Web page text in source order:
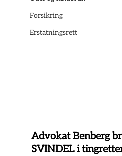
Forsikring
Erstatningsrett
Advokat Benberg
SVINDEL i